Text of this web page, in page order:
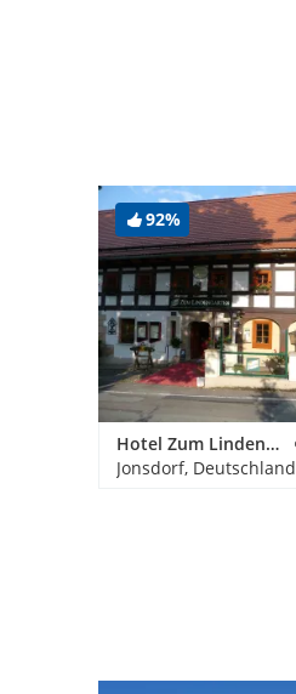
92%
Hotel Zum Lindengarten
Jonsdorf, Deutschland